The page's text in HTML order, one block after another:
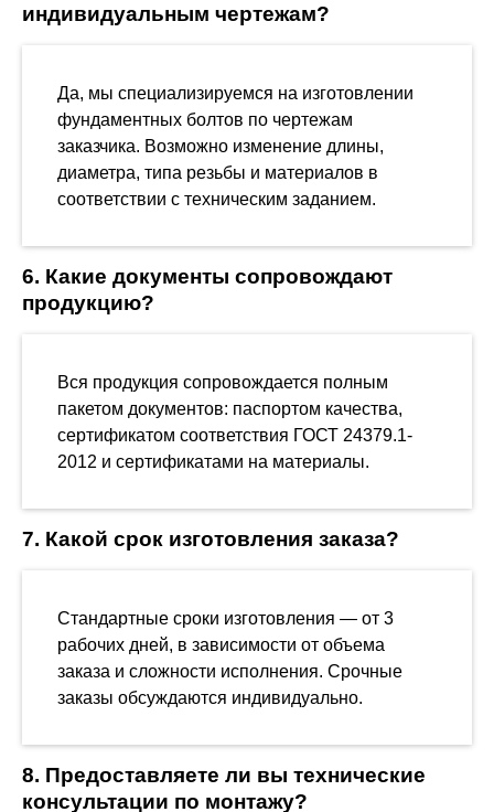
индивидуальным чертежам?
Да, мы специализируемся на изготовлении
фундаментных болтов по чертежам
заказчика. Возможно изменение длины,
диаметра, типа резьбы и материалов в
соответствии с техническим заданием.
6. Какие документы сопровождают
продукцию?
Вся продукция сопровождается полным
пакетом документов: паспортом качества,
сертификатом соответствия ГОСТ 24379.1-
2012 и сертификатами на материалы.
7. Какой срок изготовления заказа?
Стандартные сроки изготовления — от 3
рабочих дней, в зависимости от объема
заказа и сложности исполнения. Срочные
заказы обсуждаются индивидуально.
8. Предоставляете ли вы технические
консультации по монтажу?